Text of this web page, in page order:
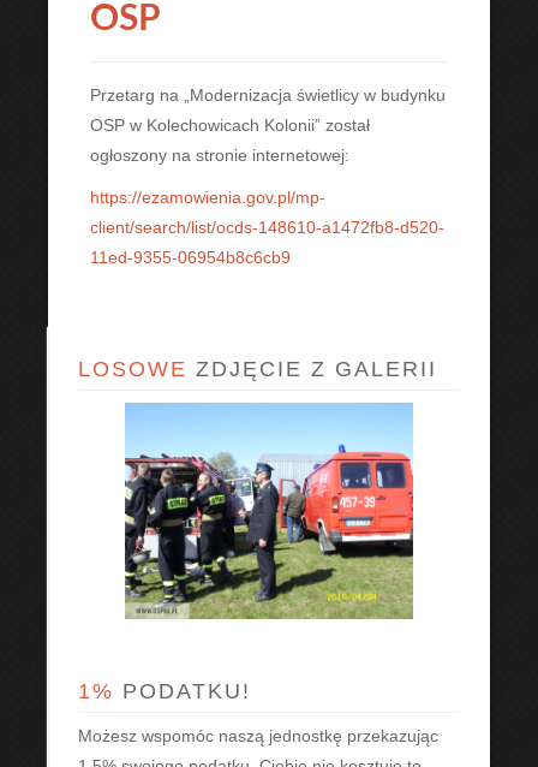
OSP
Przetarg na „Modernizacja świetlicy w budynku
OSP w Kolechowicach Kolonii” został
ogłoszony na stronie internetowej:
https://ezamowienia.gov.pl/mp-
client/search/list/ocds-148610-a1472fb8-d520-
11ed-9355-06954b8c6cb9
LOSOWE ZDJĘCIE Z GALERII
1% PODATKU!
Możesz wspomóc naszą jednostkę przekazując